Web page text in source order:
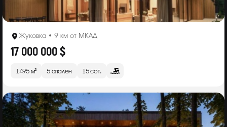
Жуковка • 9 км от МКАД
17 000 000 $
1495 м² 5 спален 15 сот.